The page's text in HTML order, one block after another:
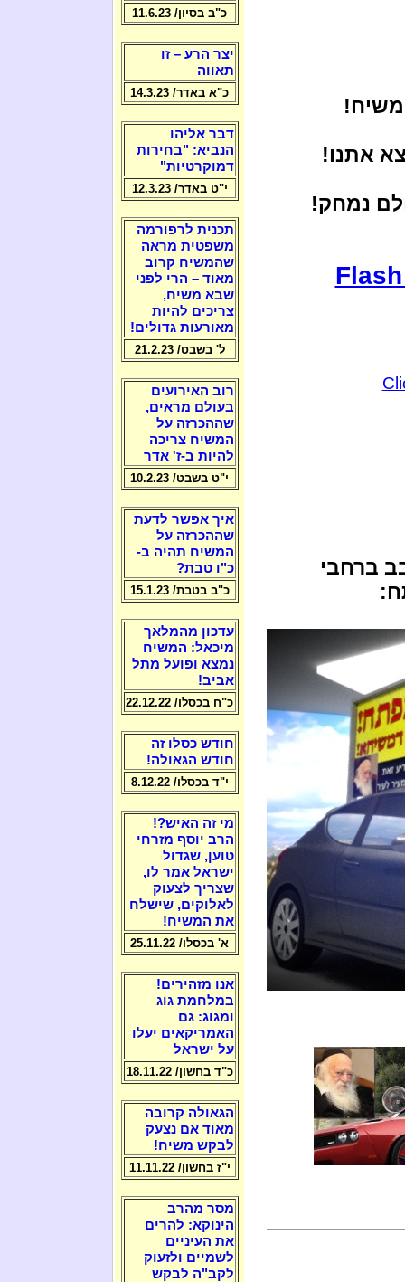
אתנו!
נמחק!
ברחבי
כ"ב בסיון/ 11.6.23
יצר הרע – זו
תאווה
כ"א באדר/ 14.3.23
דבר אליהו
הנביא: "בחירות
דמוקרטיות"
י"ט באדר/ 12.3.23
תכנית לרפורמה
משפטית מראה
שהמשיח קרוב
מאוד – הרי לפני
שבא משיח,
צריכים להיות
מאורעות גדולים!
ל' בשבט/ 21.2.23
רוב האירועים
בעולם מראים,
שההכרזה על
המשיח צריכה
להיות ב-ז' אדר
י"ט בשבט/ 10.2.23
איך אפשר לדעת
שההכרזה על
המשיח תהיה ב-
כ"ו טבת?
כ"ב בטבת/ 15.1.23
עדכון מהמלאך
מיכאל: המשיח
נמצא ופועל מתל
אביב!
כ"ח בכסלו/ 22.12.22
חודש כסלו זה
חודש הגאולה!
י"ד בכסלו/ 8.12.22
מי זה האיש?!
הרב יוסף מזרחי
טוען, שגדול
ישראל אמר לו,
שצריך לצעוק
לאלוקים, שישלח
את המשיח!
א' בכסלו/ 25.11.22
אנו מזהירים!
במלחמת גוג
ומגוג: גם
האמריקאים יעלו
על ישראל
כ"ד בחשון/ 18.11.22
הגאולה קרובה
מאוד אם נצעק
לבקש משיח!
י"ז בחשון/ 11.11.22
מסר מהרב
הינוקא: להרים
את העיניים
לשמיים ולזעוק
לקב"ה לבקש